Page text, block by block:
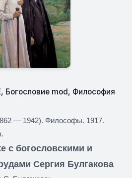
, Богословие mod, Философия
— 1942). Философы. 1917.
с богословскими и
Сергия Булгакова